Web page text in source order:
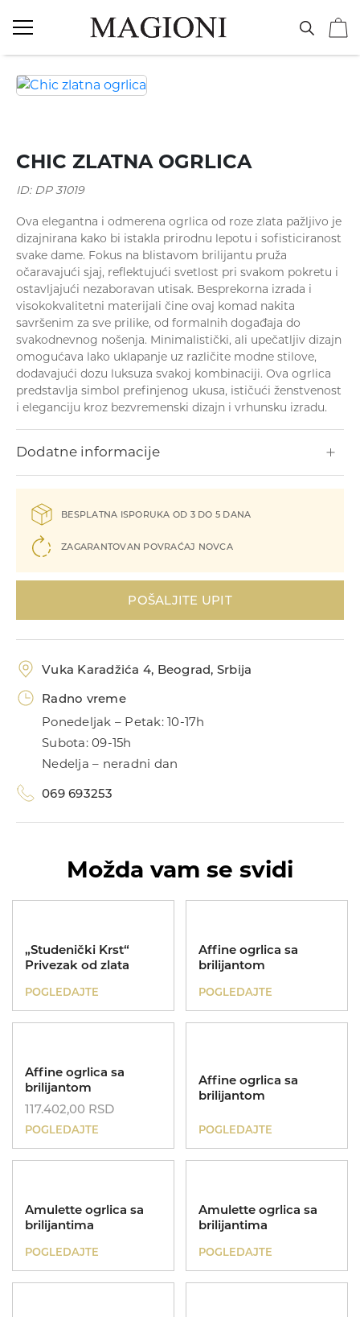
UNIKATI
POKLONI
O NAMA
KONTAKT
069 693253
Minđuše
Narukvice
Prstenje
Privesci
Kinetik
Koreni
Poklon za krštenje
Dečije ogrlice
CHIC ZLATNA OGRLICA
BESPLATNA ISPORUKA OD 3 DO 5 DANA
ZAGARANTOVAN POVRAĆAJ NOVCA
Ova elegantna i odmerena ogrlica od roze zlata pažljivo je
dizajnirana kako bi istakla prirodnu lepotu i sofisticiranost
svake dame. Fokus na blistavom brilijantu pruža
očaravajući sjaj, reflektujući svetlost pri svakom pokretu i
ostavljajući nezaboravan utisak. Besprekorna izrada i
visokokvalitetni materijali čine ovaj komad nakita
savršenim za sve prilike, od formalnih događaja do
svakodnevnog nošenja. Minimalistički, ali upečatljiv dizajn
omogućava lako uklapanje uz različite modne stilove,
dodavajući dozu luksuza svakoj kombinaciji. Ova ogrlica
predstavlja simbol prefinjenog ukusa, ističući ženstvenost
i eleganciju kroz bezvremenski dizajn i vrhunsku izradu.
Dodatne informacije
ID: DP 31019
POŠALJITE UPIT
Vuka Karadžića 4, Beograd, Srbija
Radno vreme
Ponedeljak – Petak: 10-17h
Subota: 09-15h
Nedelja – neradni dan
069 693253
Možda vam se svidi
„Studenički Krst“
Privezak od zlata
POGLEDAJTE
Affine ogrlica sa
brilijantom
POGLEDAJTE
Affine ogrlica sa
brilijantom
117.402,00 RSD
POGLEDAJTE
Affine ogrlica sa
brilijantom
POGLEDAJTE
Amulette ogrlica sa
brilijantima
POGLEDAJTE
Amulette ogrlica sa
brilijantima
POGLEDAJTE